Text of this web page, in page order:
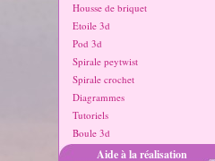
Housse de briquet
Etoile 3d
Pod 3d
Spirale peytwist
Spirale crochet
Diagrammes
Tutoriels
Boule 3d
Aide à la réalisation